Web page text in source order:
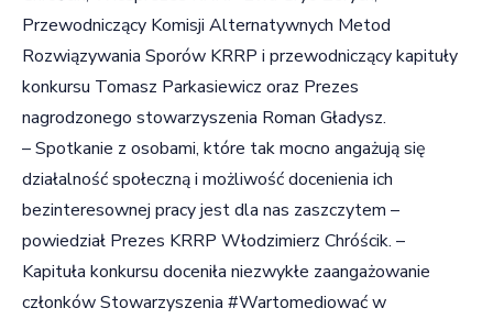
Przewodniczący Komisji Alternatywnych Metod
Rozwiązywania Sporów KRRP i przewodniczący kapituły
konkursu Tomasz Parkasiewicz oraz Prezes
nagrodzonego stowarzyszenia Roman Gładysz.
­– Spotkanie z osobami, które tak mocno angażują się
działalność społeczną i możliwość docenienia ich
bezinteresownej pracy jest dla nas zaszczytem –
powiedział Prezes KRRP Włodzimierz Chróścik. –
Kapituła konkursu doceniła niezwykłe zaangażowanie
członków Stowarzyszenia #Wartomediować w